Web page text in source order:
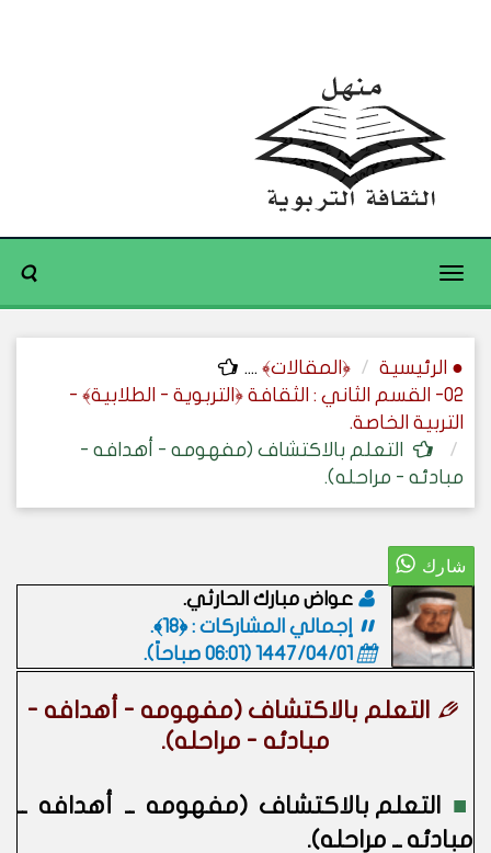
Toggle
● الرئيسية ﴿المقالات﴾ ....
02- القسم الثاني : الثقافة ﴿التربوية - الطلابية﴾ -
التربية الخاصة.
التعلم بالاكتشاف (مفهومه - أهدافه -
مبادئه - مراحله).
عواض مبارك الحارثي.
إجمالي المشاركات : ﴿18﴾.
1447/04/01 (06:01 صباحاً)
.
التعلم بالاكتشاف (مفهومه - أهدافه -
مبادئه - مراحله).
■
التعلم بالاكتشاف (مفهومه ــ أهدافه ــ
مبادئه ــ مراحله).